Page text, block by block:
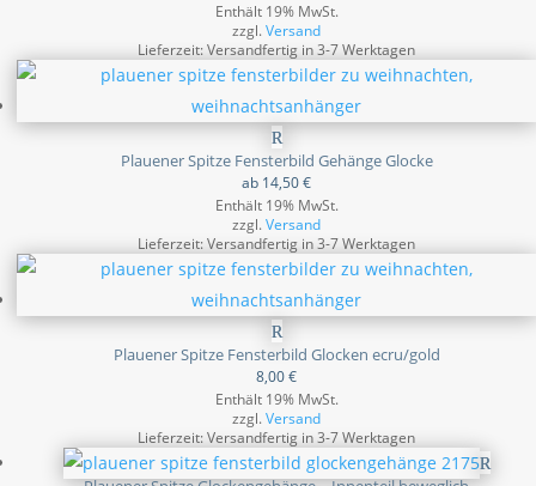
Enthält 19% MwSt.
zzgl.Versand
Lieferzeit: Versandfertig in 3-7 Werktagen
Plauener Spitze Fensterbild Gehänge Glocke
ab 14,50€
Enthält 19% MwSt.
zzgl.Versand
Lieferzeit: Versandfertig in 3-7 Werktagen
Plauener Spitze Fensterbild Glocken ecru/gold
8,00€
Enthält 19% MwSt.
zzgl.Versand
Lieferzeit: Versandfertig in 3-7 Werktagen